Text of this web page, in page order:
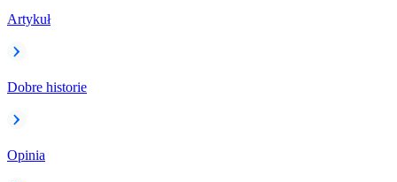
Artykuł
Dobre historie
Opinia